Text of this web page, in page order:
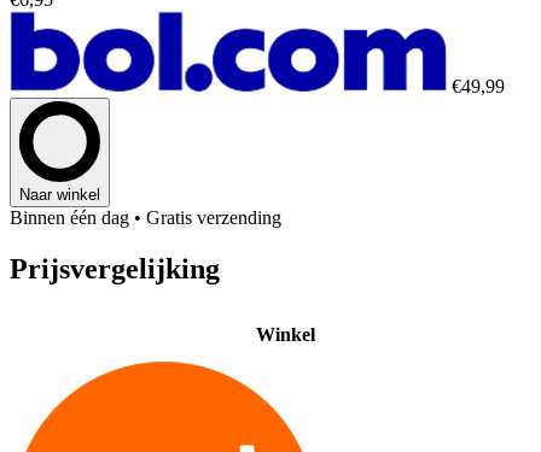
€49,99
Naar winkel
Binnen één dag • Gratis verzending
Prijsvergelijking
Winkel